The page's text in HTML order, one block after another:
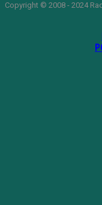
Copyright © 2008 - 2024